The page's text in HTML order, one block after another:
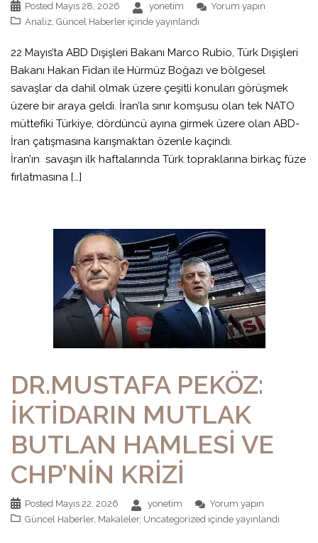
Posted Mayıs 28, 2026 yonetim
Yorum yapın
Analiz, Güncel Haberler içinde yayınlandı
22 Mayıs’ta ABD Dışişleri Bakanı Marco Rubio, Türk Dışişleri
Bakanı Hakan Fidan ile Hürmüz Boğazı ve bölgesel
savaşlar da dahil olmak üzere çeşitli konuları görüşmek
üzere bir araya geldi. İran’la sınır komşusu olan tek NATO
müttefiki Türkiye, dördüncü ayına girmek üzere olan ABD-
İran çatışmasına karışmaktan özenle kaçındı.
İran’ın savaşın ilk haftalarında Türk topraklarına birkaç füze
fırlatmasına […]
DR.MUSTAFA PEKÖZ:
İKTİDARIN MUTLAK
BUTLAN HAMLESİ VE
CHP’NİN KRİZİ
Posted Mayıs 22, 2026 yonetim
Yorum yapın
Güncel Haberler, Makaleler, Uncategorized içinde yayınlandı